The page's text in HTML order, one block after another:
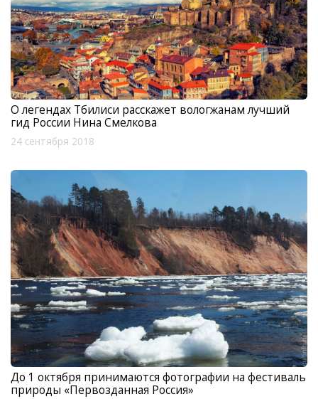
О легендах Тбилиси расскажет вологжанам лучший
гид России Нина Смелкова
24 сентября 2018
До 1 октября принимаются фотографии на фестиваль
природы «Первозданная Россия»